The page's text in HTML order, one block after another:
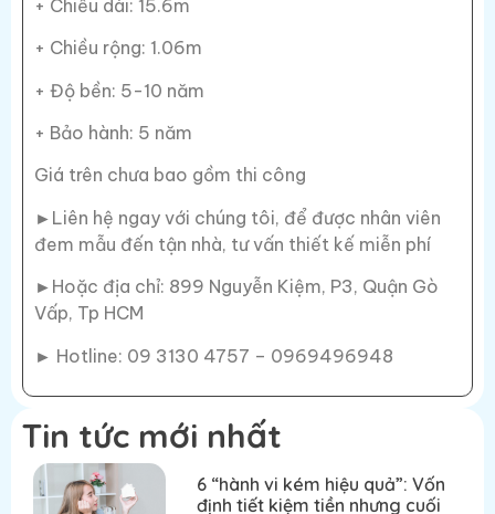
+ Chiều dài: 15.6m
+ Chiều rộng: 1.06m
+ Độ bền: 5-10 năm
+ Bảo hành: 5 năm
Giá trên chưa bao gồm thi công
►Liên hệ ngay với chúng tôi, để được nhân viên
đem mẫu đến tận nhà, tư vấn thiết kế miễn phí
►Hoặc địa chỉ: 899 Nguyễn Kiệm, P3, Quận Gò
Vấp, Tp HCM
► Hotline: 09 3130 4757 – 0969496948
Tin tức mới nhất
6 “hành vi kém hiệu quả”: Vốn
định tiết kiệm tiền nhưng cuối